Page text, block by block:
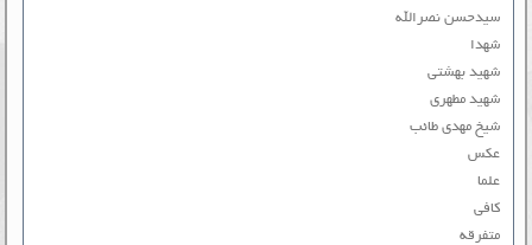
سیدحسن نصرالله
شهدا
شهید بهشتی
شهید مطهری
شیخ مهدی طائب
عکس
علما
کافی
متفرقه